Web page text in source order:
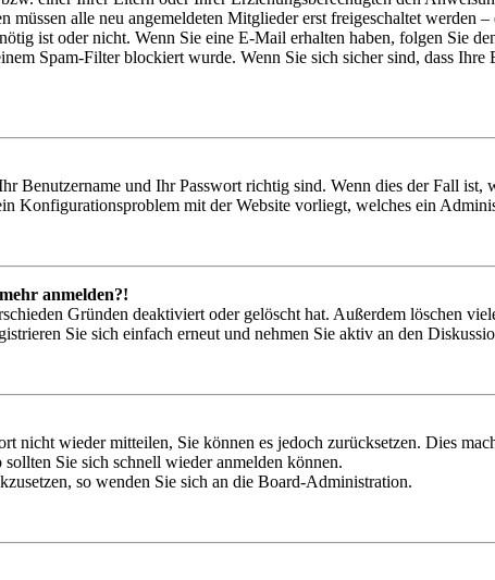
alle neu angemeldeten Mitglieder erst freigeschaltet werden
ist oder nicht. Wenn Sie eine E-Mail erhalten haben, folgen Sie
Spam-Filter blockiert wurde. Wenn Sie sich sicher sind, dass
Benutzername und Ihr Passwort richtig sind. Wenn dies der Fall ist,
Konfigurationsproblem mit der Website vorliegt, welches ein
anmelden?!
Gründen deaktiviert oder gelöscht hat. Außerdem löschen
Sie sich einfach erneut und nehmen Sie aktiv an den
nicht wieder mitteilen, Sie können es jedoch zurücksetzen. Dies
Sie sich schnell wieder anmelden können.
so wenden Sie sich an die Board-Administration.